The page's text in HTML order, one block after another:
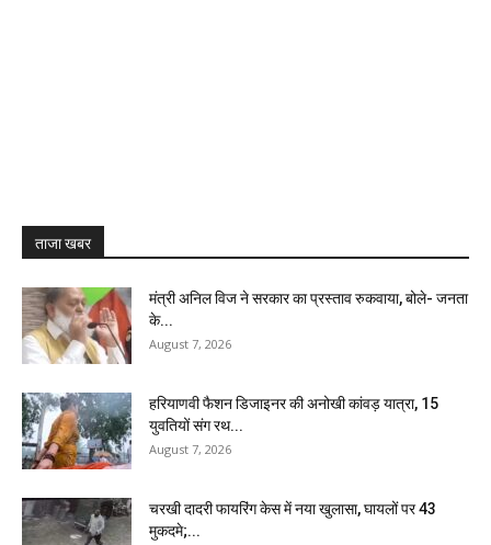
ताजा खबर
मंत्री अनिल विज ने सरकार का प्रस्ताव रुकवाया, बोले- जनता
के...
August 7, 2026
हरियाणवी फैशन डिजाइनर की अनोखी कांवड़ यात्रा, 15
युवतियों संग रथ...
August 7, 2026
चरखी दादरी फायरिंग केस में नया खुलासा, घायलों पर 43
मुकदमे;...